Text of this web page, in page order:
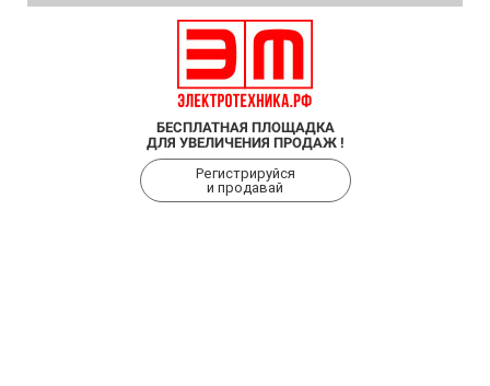
БЕСПЛАТНАЯ ПЛОЩАДКА
ДЛЯ УВЕЛИЧЕНИЯ ПРОДАЖ !
Регистрируйся
и продавай